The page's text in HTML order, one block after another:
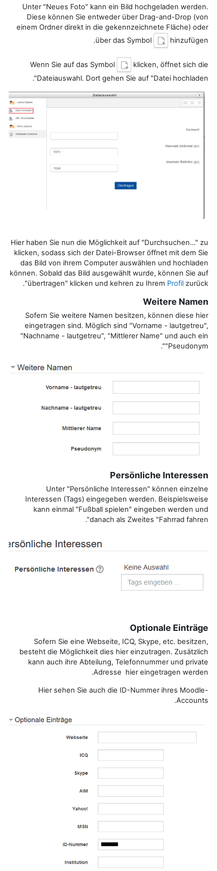
Unter "Neues Foto" kann ein Bild hochgeladen werden.
Diese können Sie entweder über Drag-and-Drop (von
einem Ordner direkt in die gekennzeichnete Fläche) oder
über das Symbol
hinzufügen.
Wenn Sie auf das Symbol
klicken, öffnet sich die
Dateiauswahl. Dort gehen Sie auf "Datei hochladen".
Hier haben Sie nun die Möglichkeit auf "Durchsuchen..." zu
klicken, sodass sich der Datei-Browser öffnet mit dem Sie
das Bild von ihrem Computer auswählen und hochladen
können. Sobald das Bild ausgewählt wurde, können Sie auf
"übertragen" klicken und kehren zu IhremProfilzurück.
Weitere Namen
Sofern Sie weitere Namen besitzen, können diese hier
eingetragen sind. Möglich sind "Vorname - lautgetreu",
"Nachname - lautgetreu", "Mittlerer Name" und auch ein
"Pseudonym".
Persönliche Interessen
Unter "Persönliche Interessen" können einzelne
Interessen (Tags) eingegeben werden. Beispielsweise
kann einmal "Fußball spielen" eingeben werden und
danach als Zweites "Fahrrad fahren".
Optionale Einträge
Sofern Sie eine Webseite, ICQ, Skype, etc. besitzen,
besteht die Möglichkeit dies hier einzutragen. Zusätzlich
kann auch ihre Abteilung, Telefonnummer und private
Adresse hier eingetragen werden.
Hier sehen Sie auch die ID-Nummer ihres Moodle-
Accounts.